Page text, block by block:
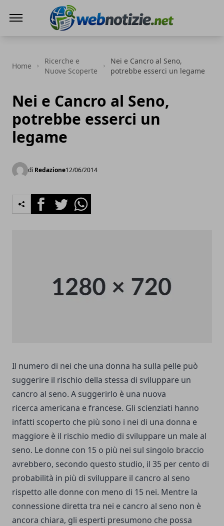
Home
Ricerche e
Nuove Scoperte
Nei e Cancro al Seno,
potrebbe esserci un legame
Nei e Cancro al Seno,
potrebbe esserci un
legame
di Redazione12/06/2014
FacebookTwitterWhatsapp
Il numero di nei che una donna ha sulla pelle può
suggerire il rischio della stessa di sviluppare un
cancro al seno. A suggerirlo è una nuova
ricerca americana e francese. Gli scienziati hanno
infatti scoperto che più sono i nei di una donna e
maggiore è il rischio medio di sviluppare un male al
seno. Le donne con 15 o più nei sul singolo braccio
avrebbero, secondo questo studio, il 35 per cento di
probabilità in più di sviluppare il cancro al seno
rispetto alle donne con meno di 15 nei. Mentre la
connessione diretta tra nei e cancro al seno non è
ancora chiara, gli esperti presumono che possa